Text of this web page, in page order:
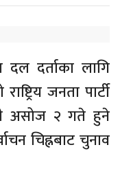
दल दर्ताका लागि
जनता पार्टी
असोज २ गते हुने
चिह्नबाट चुनाव